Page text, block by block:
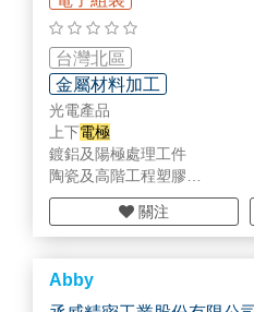
台灣北區
金屬材料加工
光電產品
上下電極
鍍鋁及陽極處理工件
陶瓷及高階工程塑膠
金屬製品
電路板維修
半導體產品
上下電極
高階工程塑膠
關注
Abby